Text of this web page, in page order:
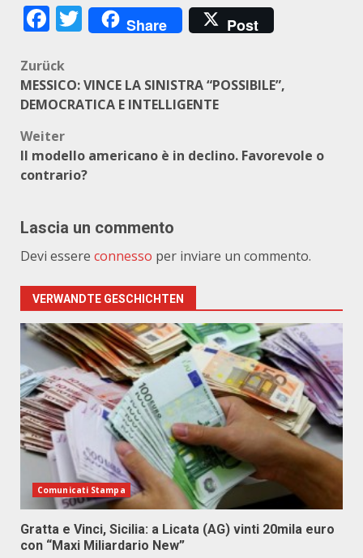
Facebook
Twitter
Share Post
Beitragsnavigation
Zurück
MESSICO: VINCE LA SINISTRA “POSSIBILE”,
DEMOCRATICA E INTELLIGENTE
Weiter
Il modello americano è in declino. Favorevole o
contrario?
Lascia un commento
Devi essere connesso per inviare un commento.
VERWANDTE GESCHICHTEN
Comunicati Stampa
Gratta e Vinci, Sicilia: a Licata (AG) vinti 20mila euro
con “Maxi Miliardario New”